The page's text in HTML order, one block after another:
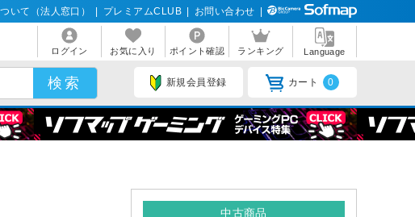
いて（法人窓口） プレミアムCLUB お問い合わせ
ログイン お気に入り ポイント確認 ランキング Language
新規会員登録 カート 0
中古商品